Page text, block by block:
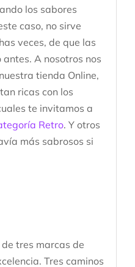
los sabores
caso, no sirve
veces, de que las
A nosotros nos
tienda Online,
ricas con los
te invitamos a
Retro. Y otros
más sabrosos si
tres marcas de
Tres caminos